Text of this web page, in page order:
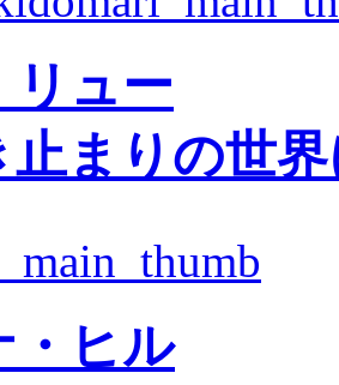
リュー
止まりの世
・ヒル